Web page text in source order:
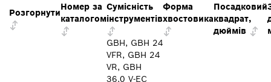
Розгорнути
Номер за
каталогом
Сумісність
інструментів
Форма
хвостовика
Посадковий
квадрат,
дюймів
GBH, GBH 24
VFR, GBH 24
VR, GBH
36.0 V-EC